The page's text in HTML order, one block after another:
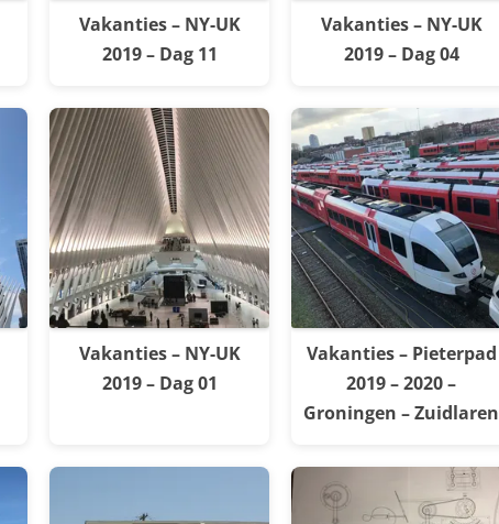
Vakanties – NY-UK
2019 – Dag 11
Vakanties – NY-UK
2019 – Dag 04
Vakanties – NY-UK
2019 – Dag 01
Vakanties – Pieterpad
2019 – 2020 –
Groningen – Zuidlaren